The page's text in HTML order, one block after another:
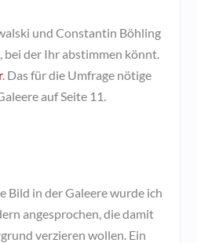
und Constantin Böhling
bei der Ihr abstimmen könnt.
. Das für die Umfrage nötige
auf Seite 11.
Bild in der Galeere wurde ich
angesprochen, die damit
verzieren wollen. Ein